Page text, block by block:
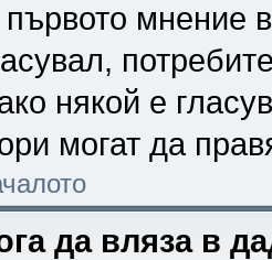
мнение
някой е
могат да
да вляза в